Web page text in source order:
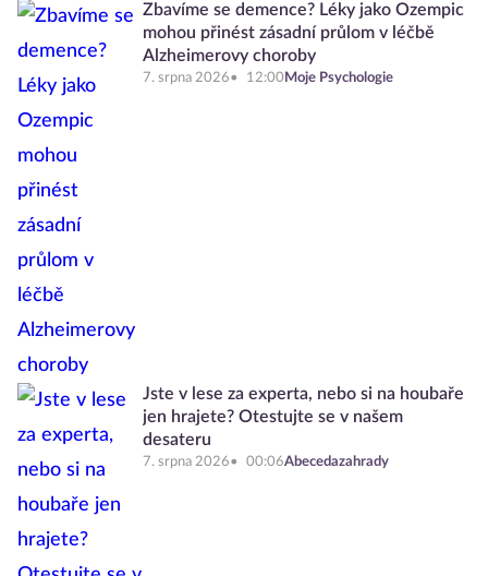
Zbavíme se demence? Léky jako Ozempic
mohou přinést zásadní průlom v léčbě
Alzheimerovy choroby
7. srpna 2026 12:00 Moje Psychologie
Jste v lese za experta, nebo si na houbaře
jen hrajete? Otestujte se v našem
desateru
7. srpna 2026 00:06Abecedazahrady